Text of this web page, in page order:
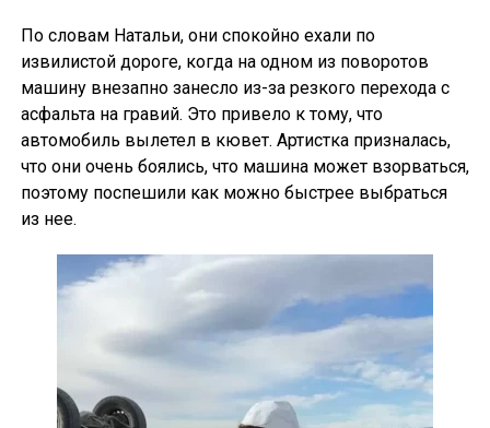
По словам Натальи, они спокойно ехали по
извилистой дороге, когда на одном из поворотов
машину внезапно занесло из-за резкого перехода с
асфальта на гравий. Это привело к тому, что
автомобиль вылетел в кювет. Артистка призналась,
что они очень боялись, что машина может взорваться,
поэтому поспешили как можно быстрее выбраться
из нее.